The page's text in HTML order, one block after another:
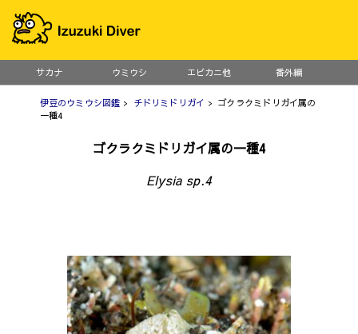
サカナ ウミウシ エビカニ他 番外編
伊豆のウミウシ図鑑 > チドリミドリガイ > ゴクラクミドリガイ属の
一種4
ゴクラクミドリガイ属の一種4
Elysia sp.4